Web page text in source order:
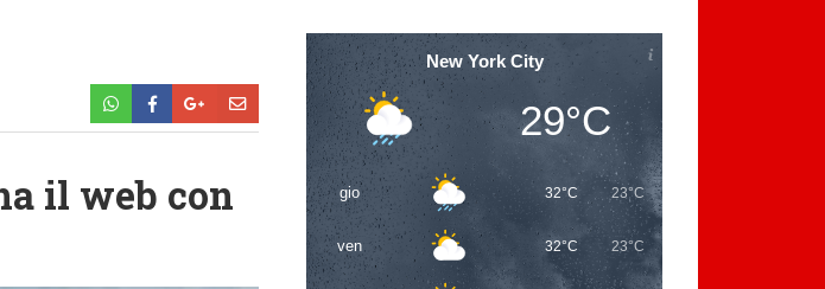
il web con
New York City
29°C
gio 32°C 23°C
ven 32°C 23°C